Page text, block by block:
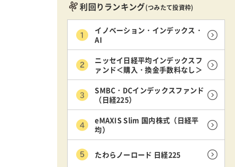
利回りランキング(つみたて投資枠)
イノベーション・インデックス・
AI
ニッセイ日経平均インデックスフ
ァンド＜購入・換金手数料なし＞
SMBC・DCインデックスファンド
（日経225）
eMAXIS Slim 国内株式（日経平
均）
たわらノーロード 日経225